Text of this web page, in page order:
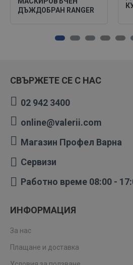
ДЪЖДОБРАН RANGER
СВЪРЖЕТЕ СЕ С НАС
02 942 3400
online@valerii.com
Магазин Профел Варна
Сервизи
Работно време 08:00 -
ИНФОРМАЦИЯ
За нас
Плащане и доставка